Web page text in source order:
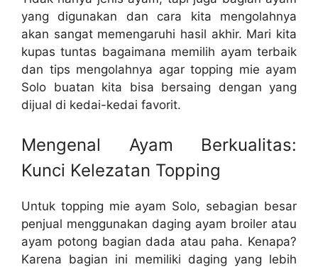
yang digunakan dan cara kita mengolahnya
akan sangat memengaruhi hasil akhir. Mari kita
kupas tuntas bagaimana memilih ayam terbaik
dan tips mengolahnya agar topping mie ayam
Solo buatan kita bisa bersaing dengan yang
dijual di kedai-kedai favorit.
Mengenal Ayam Berkualitas:
Kunci Kelezatan Topping
Untuk topping mie ayam Solo, sebagian besar
penjual menggunakan daging ayam broiler atau
ayam potong bagian dada atau paha. Kenapa?
Karena bagian ini memiliki daging yang lebih